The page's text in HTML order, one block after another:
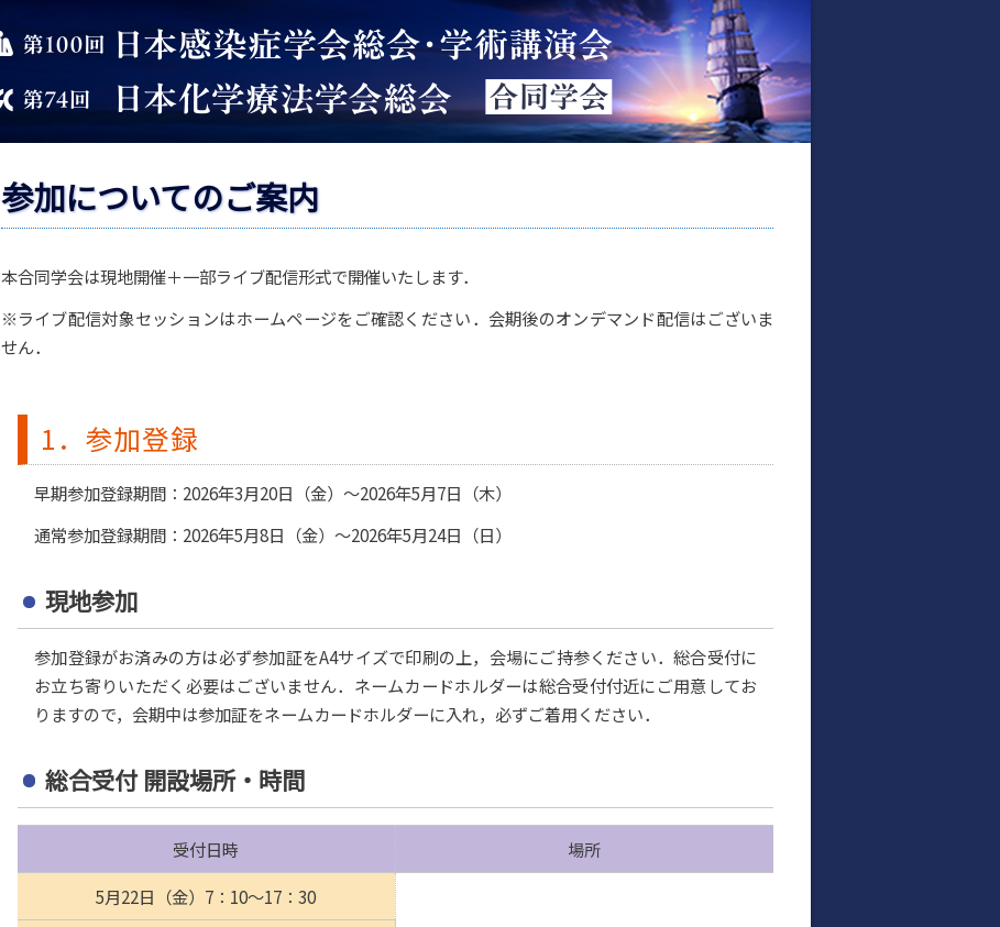
参加についてのご案内
本合同学会は現地開催＋一部ライブ配信形式で開催いたします．
※ライブ配信対象セッションはホームページをご確認ください．会期後のオンデマンド配信はございま
せん．
1．参加登録
早期参加登録期間：2026年3月20日（金）～2026年5月7日（木）
通常参加登録期間：2026年5月8日（金）～2026年5月24日（日）
現地参加
参加登録がお済みの方は必ず参加証をA4サイズで印刷の上，会場にご持参ください．総合受付に
お立ち寄りいただく必要はございません．ネームカードホルダーは総合受付付近にご用意してお
りますので，会期中は参加証をネームカードホルダーに入れ，必ずご着用ください．
総合受付 開設場所・時間
受付日時
場所
5月22日（金）7：10～17：30